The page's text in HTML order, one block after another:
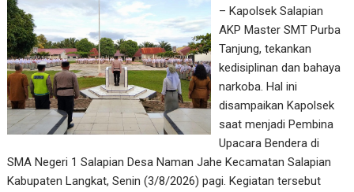
– Kapolsek Salapian
AKP Master SMT Purba
Tanjung, tekankan
kedisiplinan dan bahaya
narkoba. Hal ini
disampaikan Kapolsek
saat menjadi Pembina
Upacara Bendera di
SMA Negeri 1 Salapian Desa Naman Jahe Kecamatan Salapian
Kabupaten Langkat, Senin (3/8/2026) pagi. Kegiatan tersebut